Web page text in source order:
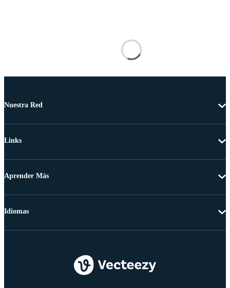
Nuestra Red
Links
Aprender Más
Idiomas